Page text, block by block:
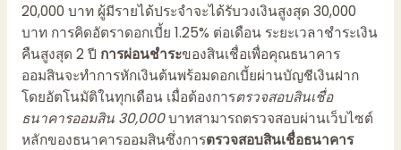
20,000 บาท ผู้มีรายได้ประจำจะได้รับวงเงินสูงสุด 30,000
บาท การคิดอัตราดอกเบี้ย 1.25% ต่อเดือน ระยะเวลาชำระเงิน
คืนสูงสุด 2 ปี การผ่อนชำระของสินเชื่อเพื่อคุณธนาคาร
ออมสินจะทำการหักเงินต้นพร้อมดอกเบี้ยผ่านบัญชีเงินฝาก
โดยอัตโนมัติในทุกเดือน เมื่อต้องการตรวจสอบสินเชื่อ
ธนาคารออมสิน 30,000บาทสามารถตรวจสอบผ่านเว็บไซต์
หลักของธนาคารออมสินซึ่งการตรวจสอบสินเชื่อธนาคาร